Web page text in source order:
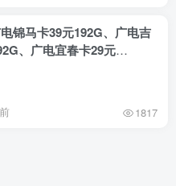
锦马卡39元192G、广电吉
、广电宜春卡29元
、电信齐风卡29元205G、
元192G、广电福瑞卡29元
钟、联通九寨卡29元
1817